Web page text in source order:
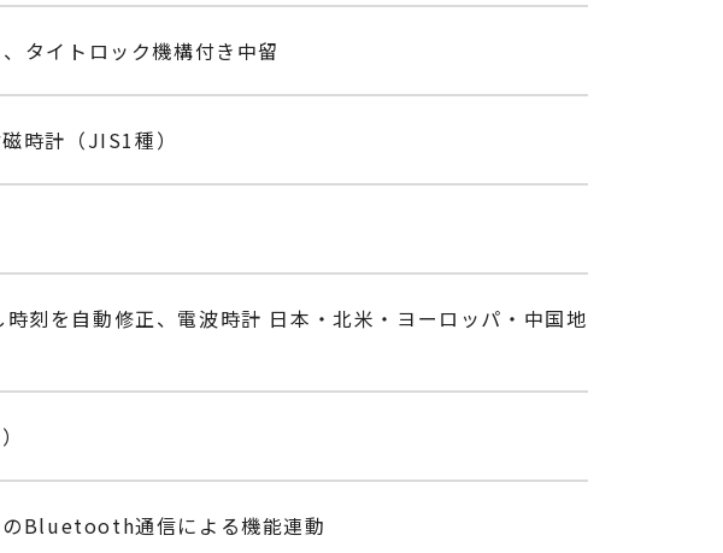
タイトロック機構付き中留
時計（JIS1種）
刻を自動修正、電波時計 日本・北米・ヨーロッパ・中国地
のBluetooth通信による機能連動